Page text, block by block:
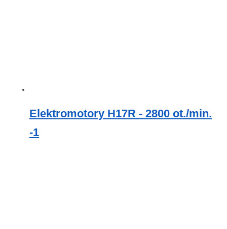
Elektromotory H17R - 2800 ot./min.
-1